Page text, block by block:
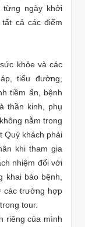
ngày khởi
cả các điểm
khỏe và các
tiểu đường,
tiềm ẩn, bệnh
thần kinh, phụ
nằm trong
Quý khách phải
khi tham gia
nhiệm đối với
khai báo bệnh,
các trường hợp
tour.
riêng của mình